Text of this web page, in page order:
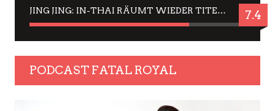
JING JING: IN-THAI RÄUMT WIEDER TITEL AB – EIN ZWEI-STUNDEN-ERLEBNISBERICHT 7.4
PODCAST FATAL ROYAL